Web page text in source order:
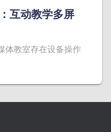
互动教学多屏
体教室存在设备操作